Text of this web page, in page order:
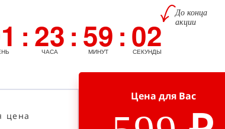
До конца
акции
: 23:
ЧАСА 59:
МИНУТ 01
СЕКУНДА
цена
Цена для Вас